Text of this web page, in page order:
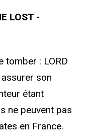
LOST -
tomber : LORD
son
étant
ne peuvent pas
en France.